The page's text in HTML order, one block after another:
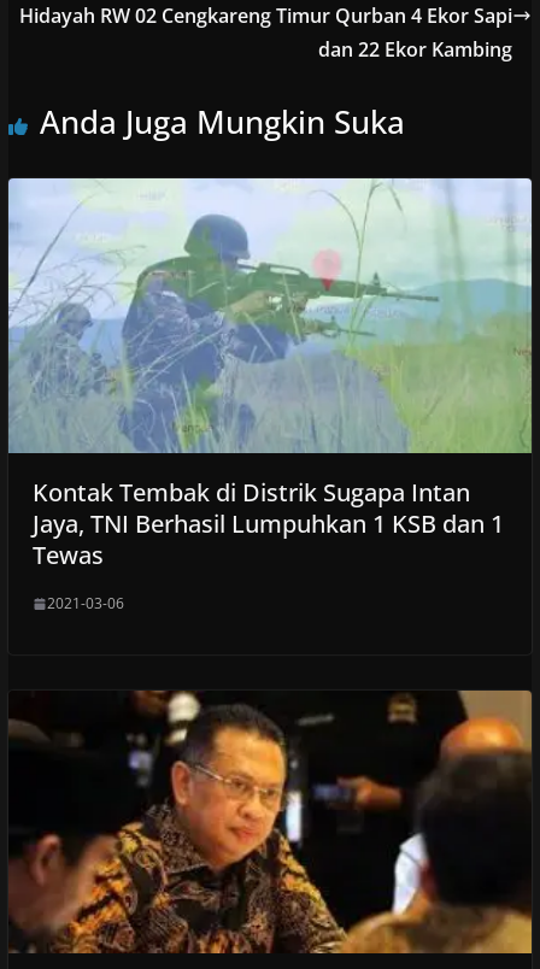
Hidayah RW 02 Cengkareng Timur Qurban 4 Ekor Sapi
dan 22 Ekor Kambing
Anda Juga Mungkin Suka
Kontak Tembak di Distrik Sugapa Intan
Jaya, TNI Berhasil Lumpuhkan 1 KSB dan 1
Tewas
2021-03-06